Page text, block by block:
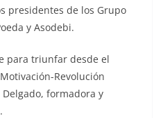
presidentes de los Grupo
y Asodebi.
para triunfar desde el
Revolución
formadora y